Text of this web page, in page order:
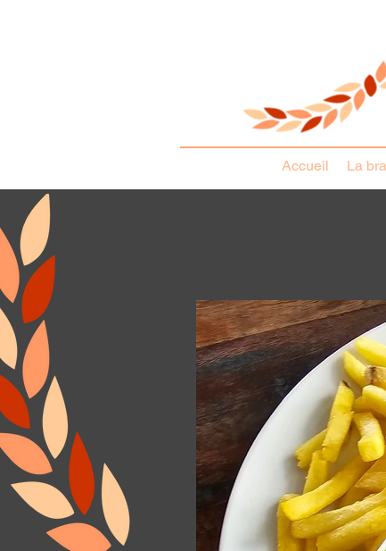
Accueil La